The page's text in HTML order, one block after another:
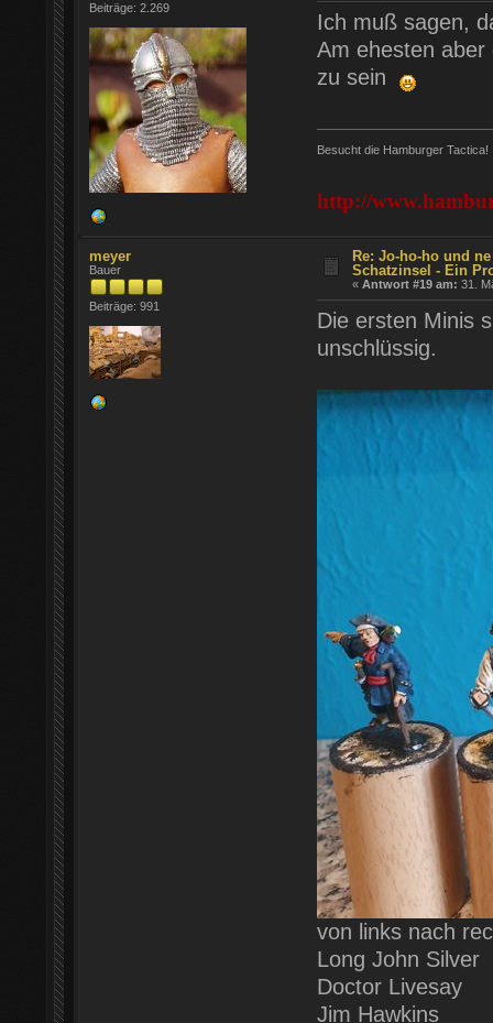
Beiträge: 2.269
Ich muß sagen,
Am ehesten aber
zu sein
Besucht die Hamburger Tactica!
http://
meyer
Bauer
Beiträge: 991
Re: Jo-ho-ho und
Schatzinsel - Ein
«Antwort #19 am: 31.
Die ersten Minis
unschlüssig.
von links nach
Long John Silver
Doctor Livesay
Jim Hawkins